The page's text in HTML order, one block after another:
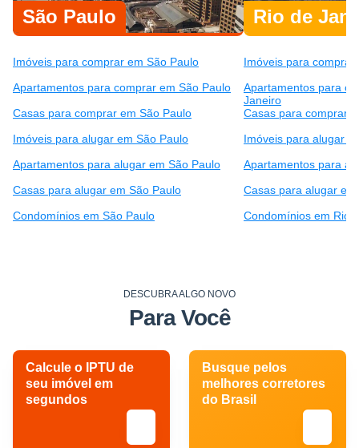
São Paulo
Imóveis para comprar em São Paulo
Apartamentos para comprar em São Paulo
Casas para comprar em São Paulo
Imóveis para alugar em São Paulo
Apartamentos para alugar em São Paulo
Casas para alugar em São Paulo
Condomínios em São Paulo
Rio de
Imóveis para
Apartamentos para
Janeiro
Casas para comprar
Imóveis para alugar
Apartamentos para
Casas para alugar
Condomínios em Rio
DESCUBRA ALGO NOVO
Para Você
Calcule o IPTU de
seu imóvel em
segundos
Busque pelos
melhores corretores
do Brasil